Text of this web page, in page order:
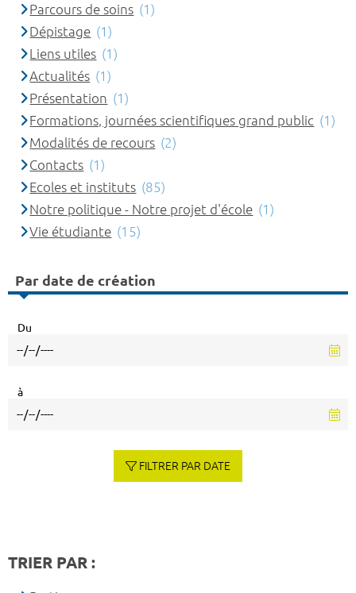
Parcours de soins (1)
Dépistage (1)
Liens utiles (1)
Actualités (1)
Présentation (1)
Formations, journées scientifiques grand public (1)
Modalités de recours (2)
Contacts (1)
Ecoles et instituts (85)
Notre politique - Notre projet d'école (1)
Vie étudiante (15)
Par date de création
Du
à
FILTRER PAR DATE
TRIER PAR :